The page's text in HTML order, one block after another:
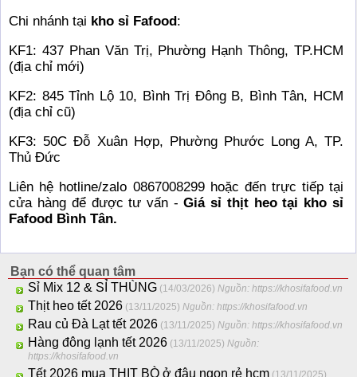
Chi nhánh tại kho sỉ Fafood:
KF1: 437 Phan Văn Trị, Phường Hạnh Thông, TP.HCM
(địa chỉ mới)
KF2: 845 Tỉnh Lộ 10, Bình Trị Đông B, Bình Tân, HCM
(địa chỉ cũ)
KF3: 50C Đỗ Xuân Hợp, Phường Phước Long A, TP.
Thủ Đức
Liên hệ hotline/zalo 0867008299 hoặc đến trực tiếp tại
cửa hàng để được tư vấn -Giá sỉ thịt heo tại kho sỉ
Fafood Bình Tân.
Bạn có thể quan tâm
Sỉ Mix 12 & SỈ THÙNG (14/03/2026)Nguồn: https://khosifafood.vn
Thịt heo tết 2026 (13/11/2025)Nguồn: https://khosifafood.vn
Rau củ Đà Lạt tết 2026 (13/11/2025)Nguồn: https://khosifafood.vn
Hàng đông lạnh tết 2026 (13/11/2025)Nguồn:
https://khosifafood.vn
Tết 2026 mua THỊT BÒ ở đâu ngon rẻ hcm (13/11/2025)